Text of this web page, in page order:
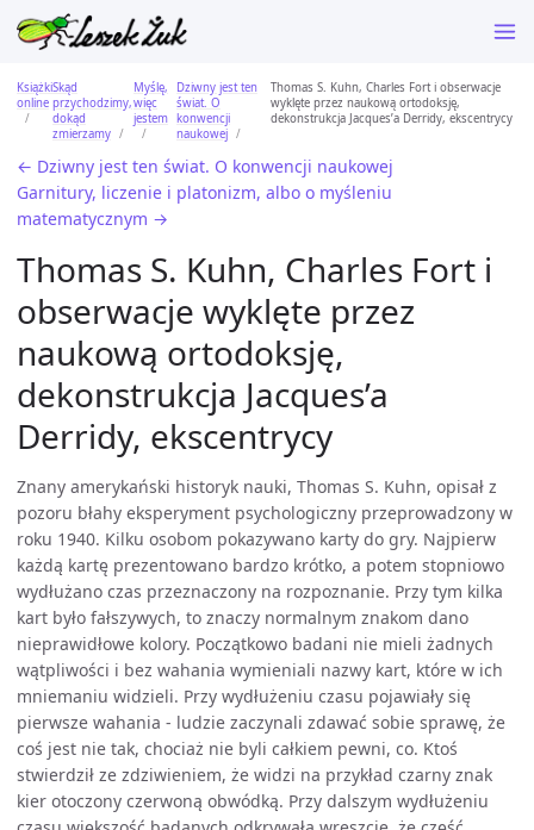
Książki
online
Skąd
przychodzimy,
dokąd
zmierzamy
Myślę,
więc
jestem
Dziwny jest ten
świat. O
konwencji
naukowej
Thomas S. Kuhn, Charles Fort i obserwacje
wyklęte przez naukową ortodoksję,
dekonstrukcja Jacques’a Derridy, ekscentrycy
← Dziwny jest ten świat. O konwencji naukowej
Garnitury, liczenie i platonizm, albo o myśleniu
matematycznym →
Thomas S. Kuhn, Charles Fort i
obserwacje wyklęte przez
naukową ortodoksję,
dekonstrukcja Jacques’a
Derridy, ekscentrycy
Znany amerykański historyk nauki, Thomas S. Kuhn, opisał z
pozoru błahy eksperyment psychologiczny przeprowadzony w
roku 1940. Kilku osobom pokazywano karty do gry. Najpierw
każdą kartę prezentowano bardzo krótko, a potem stopniowo
wydłużano czas przeznaczony na rozpoznanie. Przy tym kilka
kart było fałszywych, to znaczy normalnym znakom dano
nieprawidłowe kolory. Początkowo badani nie mieli żadnych
wątpliwości i bez wahania wymieniali nazwy kart, które w ich
mniemaniu widzieli. Przy wydłużeniu czasu pojawiały się
pierwsze wahania - ludzie zaczynali zdawać sobie sprawę, że
coś jest nie tak, chociaż nie byli całkiem pewni, co. Ktoś
stwierdził ze zdziwieniem, że widzi na przykład czarny znak
kier otoczony czerwoną obwódką. Przy dalszym wydłużeniu